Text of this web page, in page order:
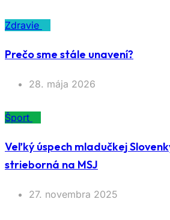
Zdravie
Prečo sme stále unavení?
28. mája 2026
Šport
Veľký úspech mladučkej
strieborná na MSJ
27. novembra 2025